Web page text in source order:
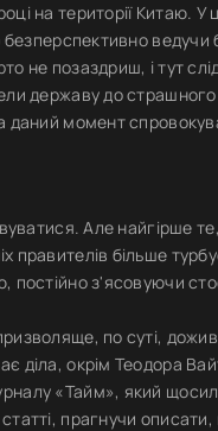
на території Китаю. У
безперспективно
не позаздриш, і тут
державу до
момент
Але найгірше
більше
з'ясовуючи
по суті,
діла, окрім Теодора
«Тайм», який
прагнучи